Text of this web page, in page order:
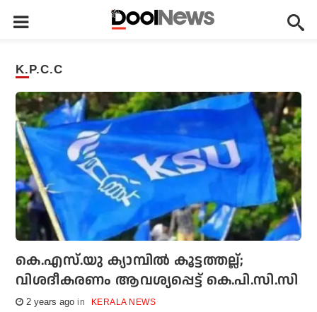
K.P.C.C
കെ.എസ്.യു ക്യാമ്പില്‍ കൂട്ടത്തല്ല്;
വിശദീകരണം ആവശ്യപ്പെട്ട് കെ.പി.സി.സി
2 years ago KERALA NEWS